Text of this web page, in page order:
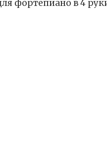
фортепиано в 4